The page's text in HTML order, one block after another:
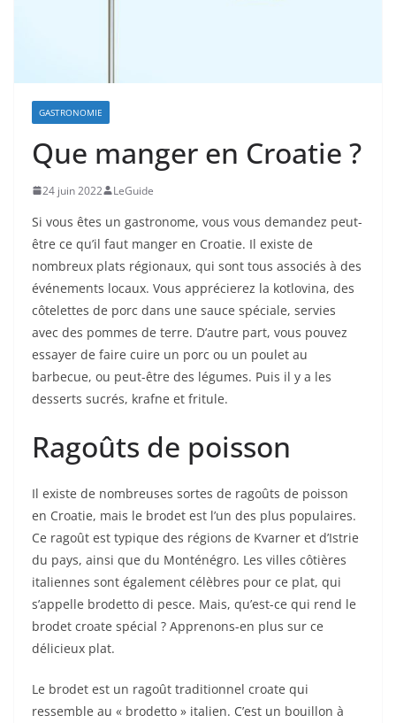
GASTRONOMIE
Que manger en Croatie ?
24 juin 2022 LeGuide
Si vous êtes un gastronome, vous vous demandez peut-
être ce qu’il faut manger en Croatie. Il existe de
nombreux plats régionaux, qui sont tous associés à des
événements locaux. Vous apprécierez la kotlovina, des
côtelettes de porc dans une sauce spéciale, servies
avec des pommes de terre. D’autre part, vous pouvez
essayer de faire cuire un porc ou un poulet au
barbecue, ou peut-être des légumes. Puis il y a les
desserts sucrés, krafne et fritule.
Ragoûts de poisson
Il existe de nombreuses sortes de ragoûts de poisson
en Croatie, mais le brodet est l’un des plus populaires.
Ce ragoût est typique des régions de Kvarner et d’Istrie
du pays, ainsi que du Monténégro. Les villes côtières
italiennes sont également célèbres pour ce plat, qui
s’appelle brodetto di pesce. Mais, qu’est-ce qui rend le
brodet croate spécial ? Apprenons-en plus sur ce
délicieux plat.
Le brodet est un ragoût traditionnel croate qui
ressemble au « brodetto » italien. C’est un bouillon à